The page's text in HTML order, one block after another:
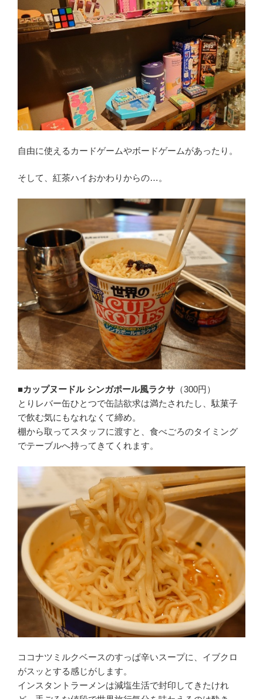
自由に使えるカードゲームやボードゲームがあったり。
そして、紅茶ハイおかわりからの…。
■カップヌードル シンガポール風ラクサ （300円）
とりレバー缶ひとつで缶詰欲求は満たされたし、駄菓子
で飲む気にもなれなくて締め。
棚から取ってスタッフに渡すと、食べごろのタイミング
でテーブルへ持ってきてくれます。
ココナツミルクベースのすっぱ辛いスープに、イブクロ
がスッとする感じがします。
インスタントラーメンは減塩生活で封印してきたけれ